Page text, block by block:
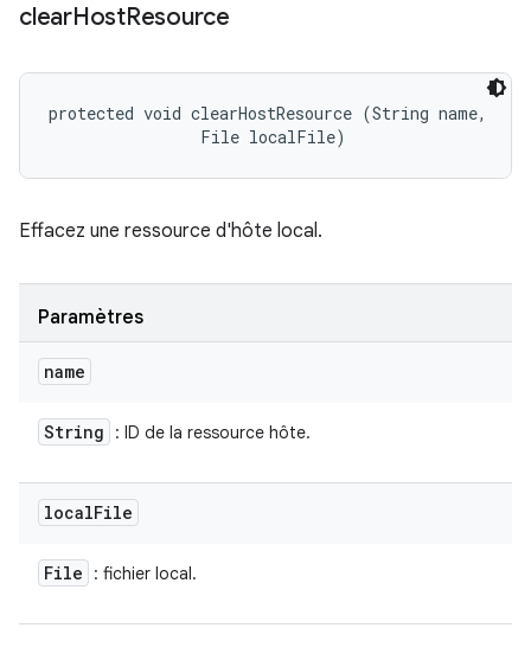
clearHostResource
protected void clearHostResource (String name,
                File localFile)
Effacez une ressource d'hôte local.
Paramètres
name
String : ID de la ressource hôte.
localFile
File : fichier local.